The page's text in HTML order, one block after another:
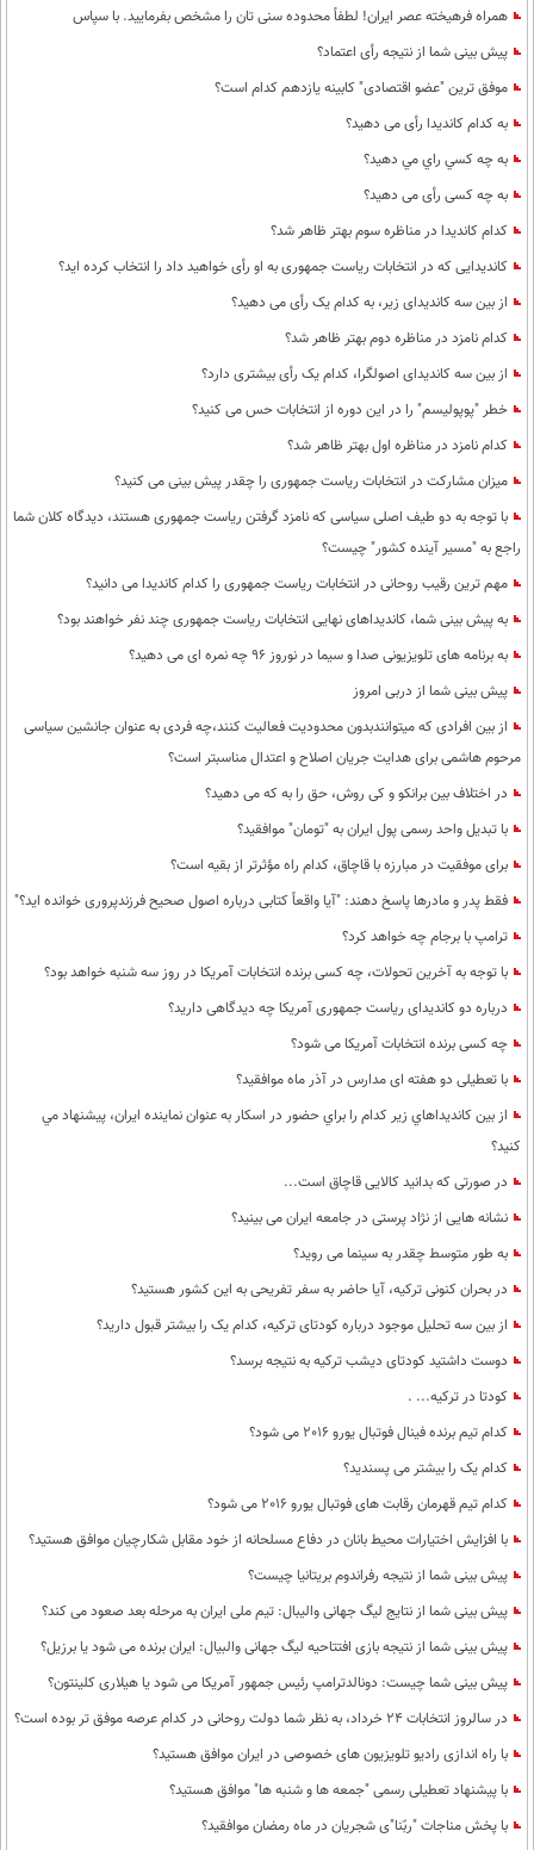
همراه فرهیخته عصر ایران! لطفاً محدوده سنی تان را مشخص بفرمایید. با سپاس
پیش بینی شما از نتیجه رأی اعتماد؟
موفق ترین "عضو اقتصادی" کابینه یازدهم کدام است؟
به کدام کاندیدا رأی می دهید؟
به چه كسي راي مي دهيد؟
به چه کسی رأی می دهید؟
کدام کاندیدا در مناظره سوم بهتر ظاهر شد؟
کاندیدایی که در انتخابات ریاست جمهوری به او رأی خواهید داد را انتخاب کرده اید؟
از بین سه کاندیدای زیر، به کدام یک رأی می دهید؟
کدام نامزد در مناظره دوم بهتر ظاهر شد؟
از بین سه کاندیدای اصولگرا، کدام یک رأی بیشتری دارد؟
خطر "پوپولیسم" را در این دوره از انتخابات حس می کنید؟
کدام نامزد در مناظره اول بهتر ظاهر شد؟
میزان مشارکت در انتخابات ریاست جمهوری را چقدر پیش بینی می کنید؟
با توجه به دو طیف اصلی سیاسی که نامزد گرفتن ریاست جمهوری هستند، دیدگاه کلان شما
راجع به "مسیر آینده کشور" چیست؟
مهم ترین رقیب روحانی در انتخابات ریاست جمهوری را کدام کاندیدا می دانید؟
به پیش بینی شما، کاندیداهای نهایی انتخابات ریاست جمهوری چند نفر خواهند بود؟
به برنامه های تلویزیونی صدا و سیما در نوروز 96 چه نمره ای می دهید؟
پیش بینی شما از دربی امروز
از بین افرادی که میتوانندبدون محدودیت فعالیت کنند،چه فردی به عنوان جانشین سیاسی
مرحوم هاشمی برای هدایت جریان اصلاح و اعتدال مناسبتر است؟
در اختلاف بین برانکو و کی روش، حق را به که می دهید؟
با تبدیل واحد رسمی پول ایران به "تومان" موافقید؟
برای موفقیت در مبارزه با قاچاق، کدام راه مؤثرتر از بقیه است؟
فقط پدر و مادرها پاسخ دهند: "آیا واقعاً کتابی درباره اصول صحیح فرزندپروری خوانده اید؟"
ترامپ با برجام چه خواهد کرد؟
با توجه به آخرین تحولات، چه کسی برنده انتخابات آمریکا در روز سه شنبه خواهد بود؟
درباره دو کاندیدای ریاست جمهوری آمریکا چه دیدگاهی دارید؟
چه کسی برنده انتخابات آمریکا می شود؟
با تعطیلی دو هفته ای مدارس در آذر ماه موافقید؟
از بين كانديداهاي زير كدام را براي حضور در اسكار به عنوان نماينده ايران، پيشنهاد مي
كنيد؟
در صورتی که بدانید کالایی قاچاق است...
نشانه هایی از نژاد پرستی در جامعه ایران می بینید؟
به طور متوسط چقدر به سینما می روید؟
در بحران کنونی ترکیه، آیا حاضر به سفر تفریحی به این کشور هستید؟
از بین سه تحلیل موجود درباره کودتای ترکیه، کدام یک را بیشتر قبول دارید؟
دوست داشتید کودتای دیشب ترکیه به نتیجه برسد؟
کودتا در ترکیه... .
کدام تیم برنده فینال فوتبال یورو 2016 می شود؟
کدام یک را بیشتر می پسندید؟
کدام تیم قهرمان رقابت های فوتبال یورو 2016 می شود؟
با افزایش اختیارات محیط‌ بانان در دفاع مسلحانه از خود مقابل شکارچیان موافق هستید؟
پیش بینی شما از نتیجه رفراندوم بریتانیا چیست؟
پيش بينی شما از نتايج ليگ جهانی واليبال: تيم ملی ايران به مرحله بعد صعود می كند؟
پیش بینی شما از نتیجه بازی افتتاحیه لیگ جهانی والبیال: ایران برنده می شود یا برزیل؟
پیش بینی شما چیست: دونالدترامپ رئیس جمهور آمریکا می شود یا هیلاری کلینتون؟
در سالروز انتخابات 24 خرداد، به نظر شما دولت روحانی در کدام عرصه موفق تر بوده است؟
با راه اندازی رادیو تلویزیون های خصوصی در ایران موافق هستید؟
با پیشنهاد تعطیلی رسمی "جمعه ها و شنبه ها" موافق هستید؟
با پخش مناجات "ربّنا"ی شجریان در ماه رمضان موافقید؟